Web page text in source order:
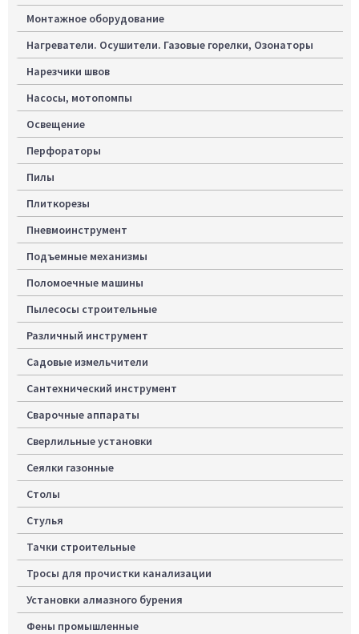
Монтажное оборудование
Нагреватели. Осушители. Газовые горелки, Озонаторы
Нарезчики швов
Насосы, мотопомпы
Освещение
Перфораторы
Пилы
Плиткорезы
Пневмоинструмент
Подъемные механизмы
Поломоечные машины
Пылесосы строительные
Различный инструмент
Садовые измельчители
Сантехнический инструмент
Сварочные аппараты
Сверлильные установки
Сеялки газонные
Столы
Стулья
Тачки строительные
Тросы для прочистки канализации
Установки алмазного бурения
Фены промышленные